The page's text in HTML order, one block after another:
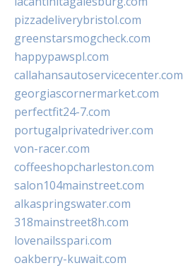
pizzadeliverybristol.com
greenstarsmogcheck.com
happypawspl.com
callahansautoservicecenter.com
georgiascornermarket.com
perfectfit24-7.com
portugalprivatedriver.com
von-racer.com
coffeeshopcharleston.com
salon104mainstreet.com
alkaspringswater.com
318mainstreet8h.com
lovenailsspari.com
oakberry-kuwait.com